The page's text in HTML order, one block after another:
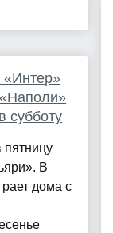
«Интер»
субботу
В
дома с